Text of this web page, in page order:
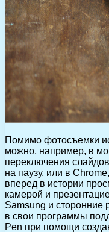
Помимо фотосъемки
можно, например, в
переключения
на паузу, или в
вперед в истории
камерой и
Samsung и сторонние
в свои программы
Pen при помощи